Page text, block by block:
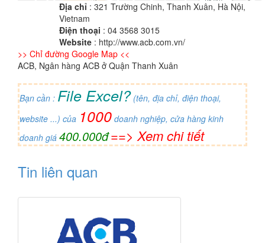
Địa chỉ : 321 Trường Chinh, Thanh Xuân, Hà Nội,
Vietnam
Điện thoại : 04 3568 3015
Website : http://www.acb.com.vn/
>> Chỉ đường Google Map <<
ACB, Ngân hàng ACB ở Quận Thanh Xuân
Bạn cần : File Excel? (tên, địa chỉ, điện thoại,
website ...) của 1000 doanh nghiệp, cửa hàng kinh
doanh giá 400.000đ==> Xem chi tiết
Tin liên quan